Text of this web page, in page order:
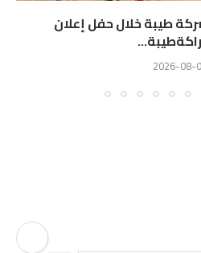
طيبة خلال حفل إعلان
2026-08-